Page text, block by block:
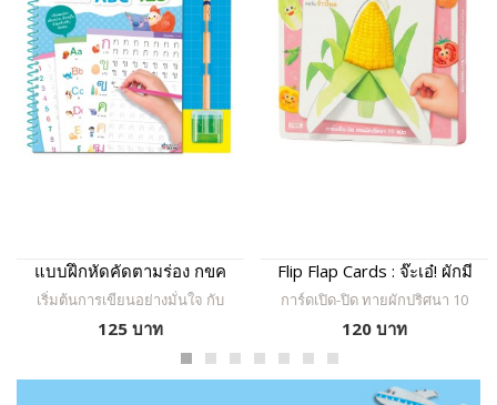
แบบฝึกหัดคัดตามร่อง กขค
ABC 123
เริ่มต้นการเขียนอย่างมั่นใจ กับ
หนู! ให้เจ้าตัวน้อยได้ฝึกคัด
พยัญชนะไทย ภาษาอังกฤษ และ
ตัวเลข ผ่านร่องเส้นชัดเจน พร้อม
125 บาท
Flip Flap Cards : จ๊ะเอ๋! ผักมี
ประโยชน์
การ์ดเปิด-ปิด ทายผักปริศนา 10
อย่างแม่นยำ เรียนรู้ เปิดดู ทาย
120 บาท